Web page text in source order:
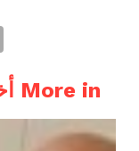
More in أخبار